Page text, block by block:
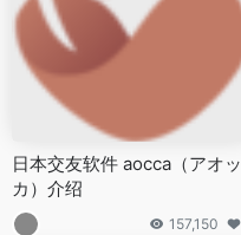
日本交友软件 aocca（アオッ
カ）介绍
157,150